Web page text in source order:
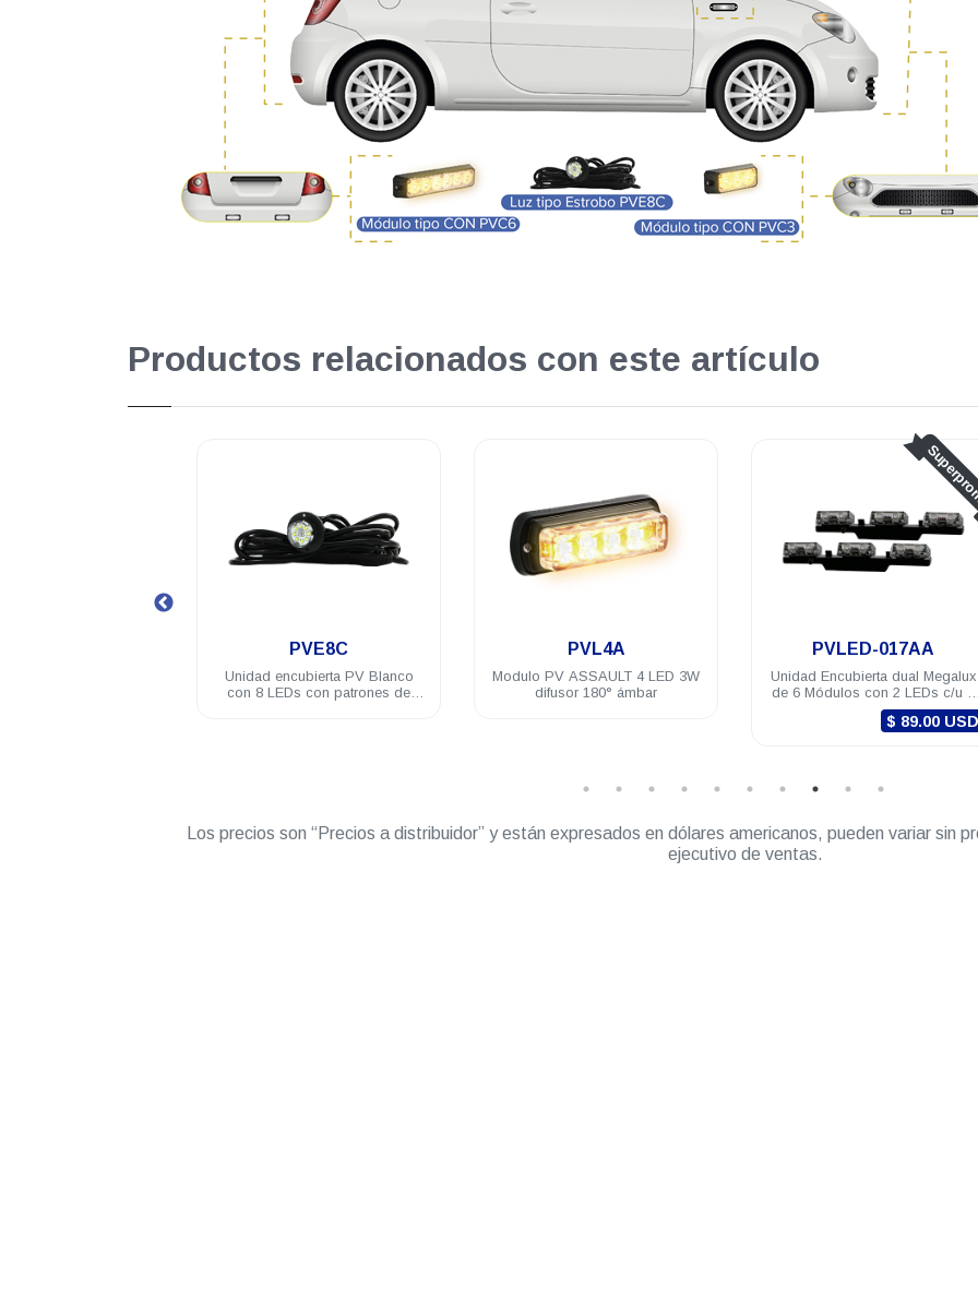
Productos relacionados con este artículo
PVL4A
Modulo PV ASSAULT 4 LED 3W
difusor 180° ámbar
Superpromo
PVLED-017AA
Unidad Encubierta dual Megalux
de 6 Módulos con 2 LEDs c/u 1
PVC6B
Módulo para exterior PV Azul con
6 LEDs con selector de patrones
3 Watts 12/24 VDC incluye brida
Los precios son “Precios a distribuidor” y están expresados en dólares americanos, pueden variar sin
ejecutivo de ventas.